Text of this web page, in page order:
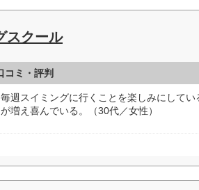
スクール
コミ・評判
週スイミングに行くことを楽しみにして
増え喜んでいる。（30代／女性）